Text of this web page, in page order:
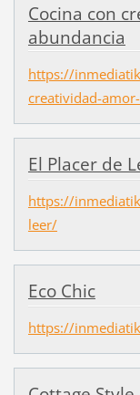
Cocina con
abundancia
https://
creatividad-
El Placer de
https://
leer/
Eco Chic
https://